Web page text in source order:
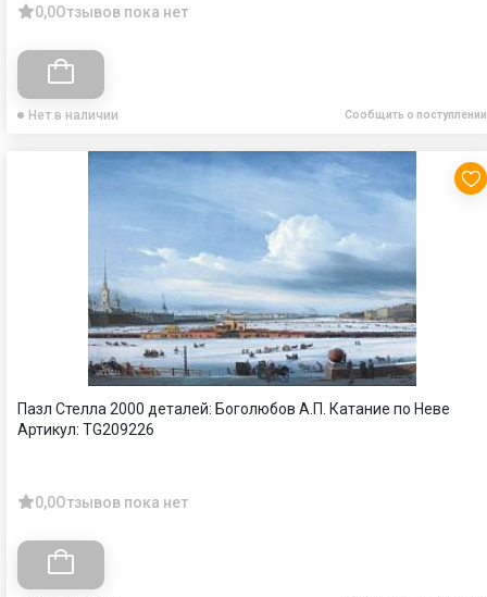
0,0Отзывов пока нет
Нет в наличии Сообщить о поступлении
Пазл Стелла 2000 деталей: Боголюбов А.П. Катание по Неве
Артикул: TG209226
0,0Отзывов пока нет